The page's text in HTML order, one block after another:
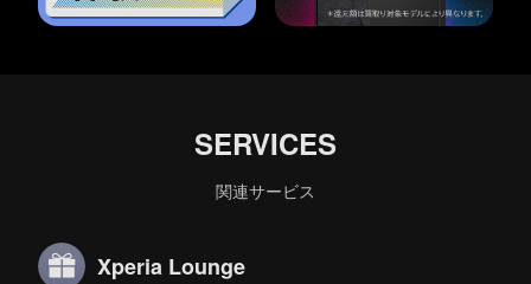
SERVICES
関連サービス
Xperia Lounge